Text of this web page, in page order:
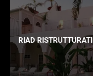
RIAD RISTRUTTURATI